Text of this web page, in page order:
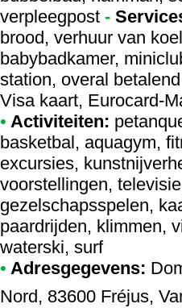
verpleegpost -
brood, verhuur van
babybadkamer,
station, overal
Visa kaart, Eurocard-
• Activiteiten:
basketbal, aquagym,
excursies,
voorstellingen,
gezelschapsspelen,
paardrijden, klimmen,
waterski, surf
• Adresgegevens:
Nord, 83600 Fréjus,